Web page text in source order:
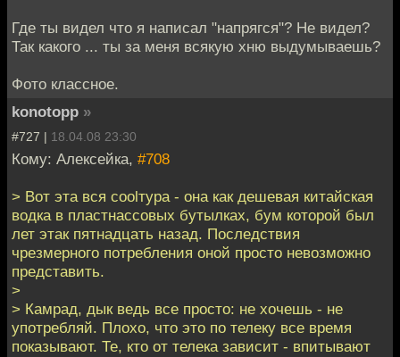
Где ты видел что я написал "напрягся"? Не видел?
Так какого ... ты за меня всякую хню выдумываешь?
Фото классное.
konotopp »
#727 | 18.04.08 23:30
Кому: Алексейка, #708
> Вот эта вся coolтура - она как дешевая китайская
водка в пластнассовых бутылках, бум которой был
лет этак пятнадцать назад. Последствия
чрезмерного потребления оной просто невозможно
представить.
>
> Камрад, дык ведь все просто: не хочешь - не
употребляй. Плохо, что это по телеку все время
показывают. Те, кто от телека зависит - впитывают